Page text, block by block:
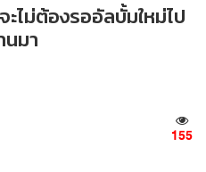
ไม่ต้องรออัลบั้มใหม่ไป
มา
155